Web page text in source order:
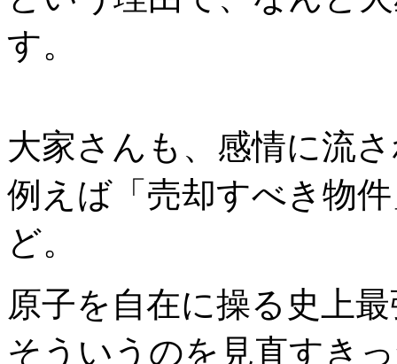
す。
大家さんも、感情に流
例えば「売却すべき物
ど。
原子を自在に操る史上
そういうのを見直すき